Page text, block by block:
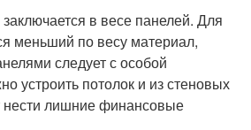
в весе панелей. Для
меньший по весу материал,
следует с особой
устроить потолок и из стеновых
нести лишние финансовые